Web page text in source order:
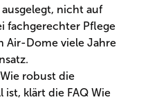
nicht auf
fachgerechter Pflege
Air-Dome viele Jahre
robust die
klärt die FAQ Wie